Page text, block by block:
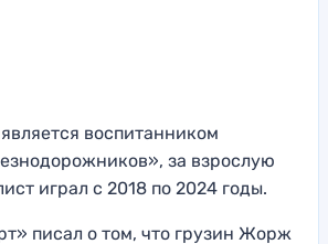
воспитанником
за взрослую
играл с 2018 по 2024 годы.
писал о том, что грузин Жорж